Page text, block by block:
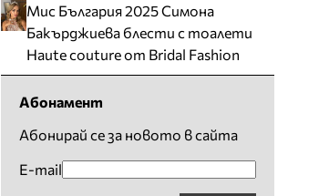
Мис България 2025 Симона
Бакърджиева блести с тоалети
Haute couture от Bridal Fashion
Абонамент
Абонирай се за новото в сайта
E-mail